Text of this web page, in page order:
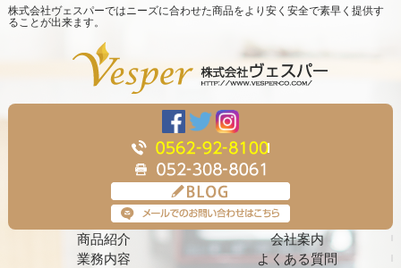
株式会社ヴェスパーではニーズに合わせた商品をより安く安全で素早く提供す
ることが出来ます。
商品紹介
会社案内
業務内容
よくある質問